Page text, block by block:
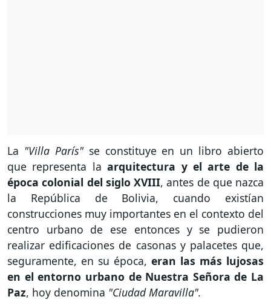
La "Villa París"se constituye en un libro abierto
que representa laarquitectura y el arte de la
época colonial del siglo XVIII, antes de que nazca
la República de Bolivia, cuando existían
construcciones muy importantes en el contexto del
centro urbano de ese entonces y se pudieron
realizar edificaciones de casonas y palacetes que,
seguramente, en su época, eran las más lujosas
en el entorno urbano de Nuestra Señora de La
Paz, hoy denomina "Ciudad Maravilla".